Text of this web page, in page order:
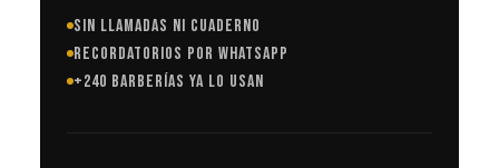
SIN LLAMADAS NI CUADERNO
RECORDATORIOS POR WHATSAPP
+240 BARBERÍAS YA LO USAN